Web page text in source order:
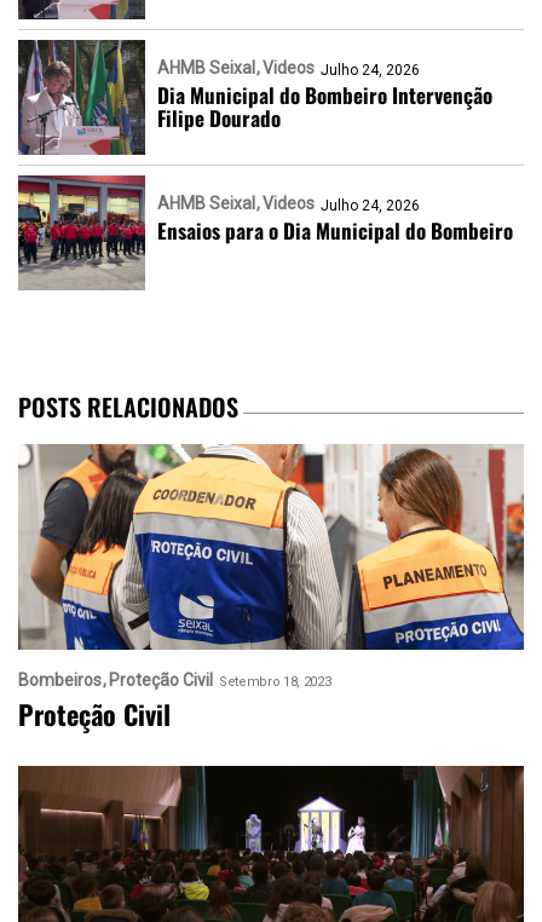
AHMB Seixal Videos Julho 24, 2026
Dia Municipal do Bombeiro Intervenção
Filipe Dourado
AHMB Seixal Videos Julho 24, 2026
Ensaios para o Dia Municipal do Bombeiro
POSTS RELACIONADOS
Bombeiros Proteção Civil Setembro 18, 2023
Proteção Civil